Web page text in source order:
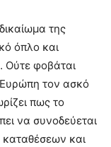
της
όπλο και
Ούτε φοβάται
Ευρώπη τον ασκό
πως το
να συνοδεύεται
και